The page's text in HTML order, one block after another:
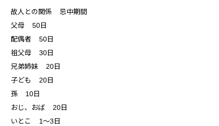
故人との関係 忌中期間
父母 50日
配偶者 50日
祖父母 30日
兄弟姉妹 20日
子ども 20日
孫 10日
おじ、おば 20日
いとこ 1～3日